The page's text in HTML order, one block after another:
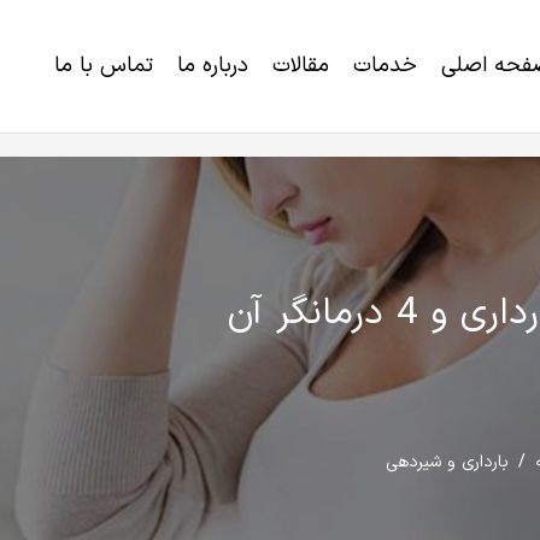
اصلی خدمات مقالات درباره ما تماس با ما
درمانگر آن
/ بارداری و شیردهی